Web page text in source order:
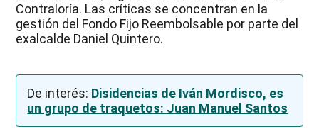
Contraloría. Las críticas se concentran en la
gestión del Fondo Fijo Reembolsable por parte del
exalcalde Daniel Quintero.
De interés: Disidencias de Iván Mordisco, es
un grupo de traquetos: Juan Manuel Santos